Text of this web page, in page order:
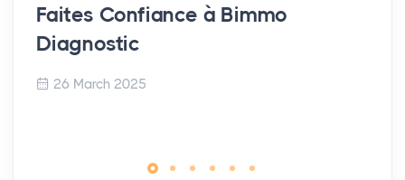
Faites Confiance à Bimmo
Diagnostic
26 March 2025